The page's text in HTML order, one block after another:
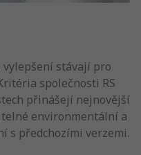
stávají pro
společnosti RS
přinášejí nejnovější
environmentální a
s předchozími verzemi.